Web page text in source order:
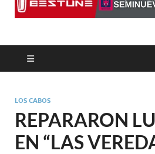
LOS CABOS
REPARARON
EN “LAS